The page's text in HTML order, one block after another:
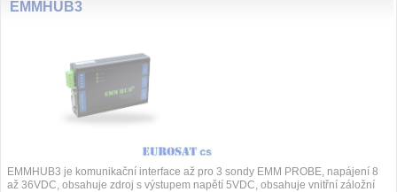
EMMHUB3
EMMHUB3 je komunikační interface až pro 3 sondy EMM PROBE, napájení 8
až 36VDC, obsahuje zdroj s výstupem napětí 5VDC, obsahuje vnitřní záložní